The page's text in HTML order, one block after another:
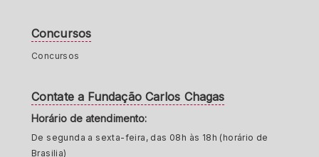
Concursos
Concursos
Contate a Fundação Carlos Chagas
Horário de atendimento:
De segunda a sexta-feira, das 08h às 18h (horário de
Brasilia)